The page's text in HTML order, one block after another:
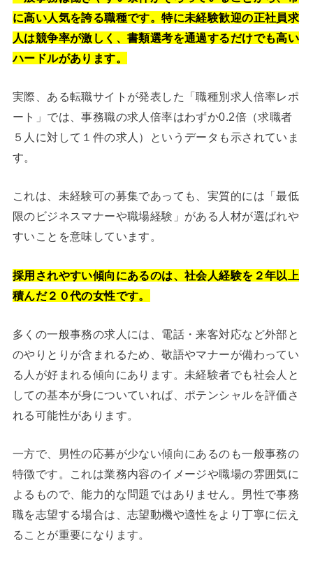
に高い人気を誇る職種です。特に未経験歓迎の正社員求
人は競争率が激しく、書類選考を通過するだけでも高い
ハードルがあります。
実際、ある転職サイトが発表した「職種別求人倍率レポ
ート」では、事務職の求人倍率はわずか0.2倍（求職者
５人に対して１件の求人）というデータも示されていま
す。
これは、未経験可の募集であっても、実質的には「最低
限のビジネスマナーや職場経験」がある人材が選ばれや
すいことを意味しています。
採用されやすい傾向にあるのは、社会人経験を２年以上
積んだ２０代の女性です。
多くの一般事務の求人には、電話・来客対応など外部と
のやりとりが含まれるため、敬語やマナーが備わってい
る人が好まれる傾向にあります。未経験者でも社会人と
しての基本が身についていれば、ポテンシャルを評価さ
れる可能性があります。
一方で、男性の応募が少ない傾向にあるのも一般事務の
特徴です。これは業務内容のイメージや職場の雰囲気に
よるもので、能力的な問題ではありません。男性で事務
職を志望する場合は、志望動機や適性をより丁寧に伝え
ることが重要になります。